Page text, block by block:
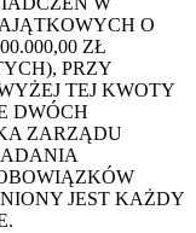
O
ZŁ
PRZY
TEJ KWOTY
DWÓCH
ZARZĄDU
JEST KAŻDY